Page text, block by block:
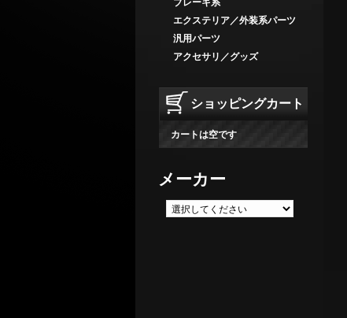
エクステリア／外装系パーツ
汎用パーツ
アクセサリ／グッズ
ショッピングカート
カートは空です
メーカー